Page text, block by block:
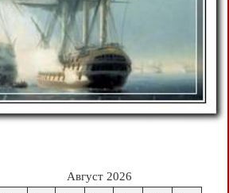
Август 2026